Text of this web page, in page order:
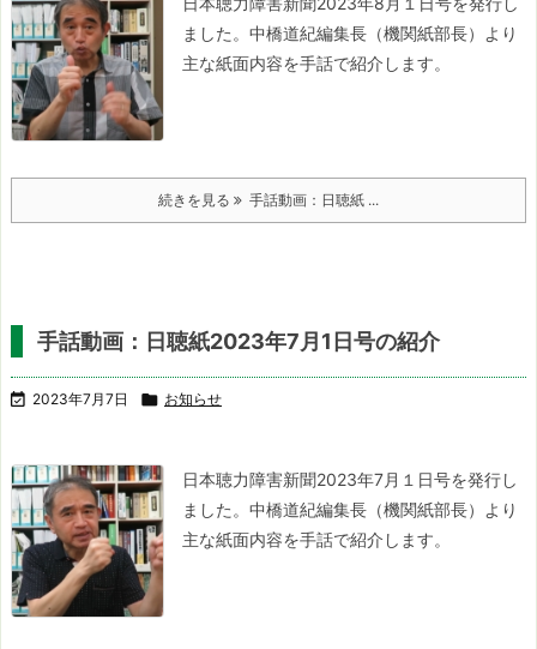
ました。 中橋道紀編集長（機関紙部長）より
主な紙面内容を手話で紹介します。
続きを見る 手話動画：日聴紙 ...
手話動画：日聴紙2023年7月1日号の紹介
 2023年7月7日  お知らせ
日本聴力障害新聞2023年7月１日号を発行し
ました。 中橋道紀編集長（機関紙部長）より
主な紙面内容を手話で紹介します。